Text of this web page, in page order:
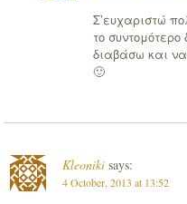
Σ’ευχαριστώ
το
διαβάσω και
🙂
Kleoniki says:
4 October, 2013 at 13:52